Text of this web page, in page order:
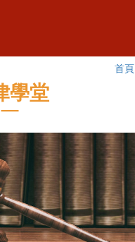
首頁
學堂